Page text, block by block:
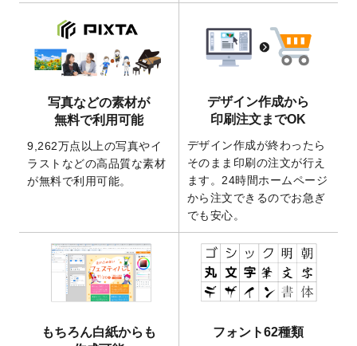
りました！
2025/12/22
【新商品】アクリルキーホルダーが作成で
きるようになりました！
2025/12/22
2026年版4月始まりのカレンダーデザイン
テンプレート
を公開いたしました。
開いたしました。
2025/9/30
【新商品】クリアファイルバッグ が作成で
きるようになりました！
2026年午年の年賀状デザインテンプレート
を公開いたしました。
2025/9/10
喪中はがき・寒中見舞いのデザインテンプ
レートを公開いたしました。
2025/8/1
9,160万点以上の写真やイラスト素材が無料
2025/7/30
キャンバスプリントのデザインテンプレー
写真などの素材が
無料で利用可能
9,262万点以上の写真やイ
ラストなどの高品質な素材
が無料で利用可能。
デザイン作成から
印刷注文までOK
デザイン作成が終わったら
そのまま印刷の注文が行え
ます。24時間ホームページ
から注文できるのでお急ぎ
でも安心。
もちろん白紙からも
フォント62種類